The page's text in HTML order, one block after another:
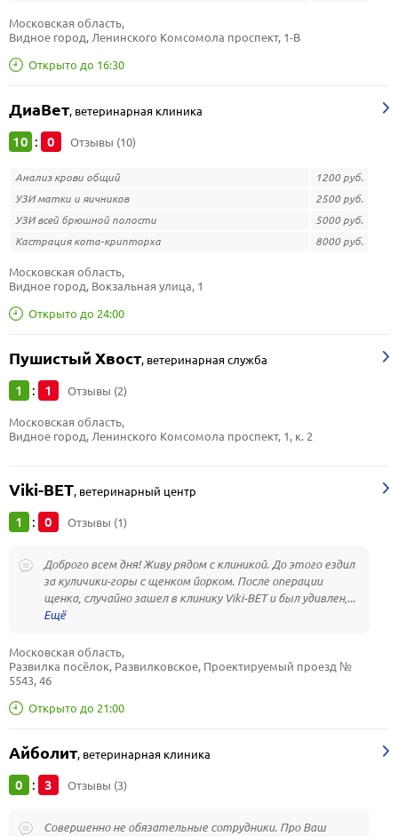
Открыто до 16:30
Московская область,
Видное город, Ленинского Комсомола проспект, 1-В
ДиаВет, ветеринарная клиника
10 : 0 Отзывы (10)
Анализ крови общий
1200 руб.
УЗИ матки и яичников
2500 руб.
УЗИ всей брюшной полости
5000 руб.
Кастрация кота-крипторха
8000 руб.
Открыто до 24:00
Московская область,
Видное город, Вокзальная улица, 1
Пушистый Хвост, ветеринарная служба
1 : 1 Отзывы (2)
Московская область,
Видное город, Ленинского Комсомола проспект, 1, к. 2
Viki-ВЕТ, ветеринарный центр
1 : 0 Отзывы (1)
Доброго всем дня! Живу рядом с клиникой. До этого ездил
за куличики-горы с щенком йорком. После операции
щенка, случайно зашел в клинику Viki-BET и был удивлен,...
Открыто до 21:00
Московская область,
Развилка посёлок, Развилковское, Проектируемый проезд №
5543, 46
Айболит, ветеринарная клиника
0 : 3 Отзывы (3)
Совершенно не обязательные сотрудники. Про Ваш